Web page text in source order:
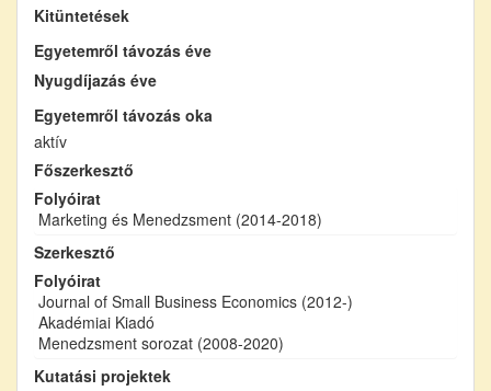
Kitüntetések
Egyetemről távozás éve
Nyugdíjazás éve
Egyetemről távozás oka
aktív
Főszerkesztő
Folyóirat
Marketing és Menedzsment (2014-2018)
Szerkesztő
Folyóirat
Journal of Small Business Economics (2012-)
Akadémiai Kiadó
Menedzsment sorozat (2008-2020)
Kutatási projektek